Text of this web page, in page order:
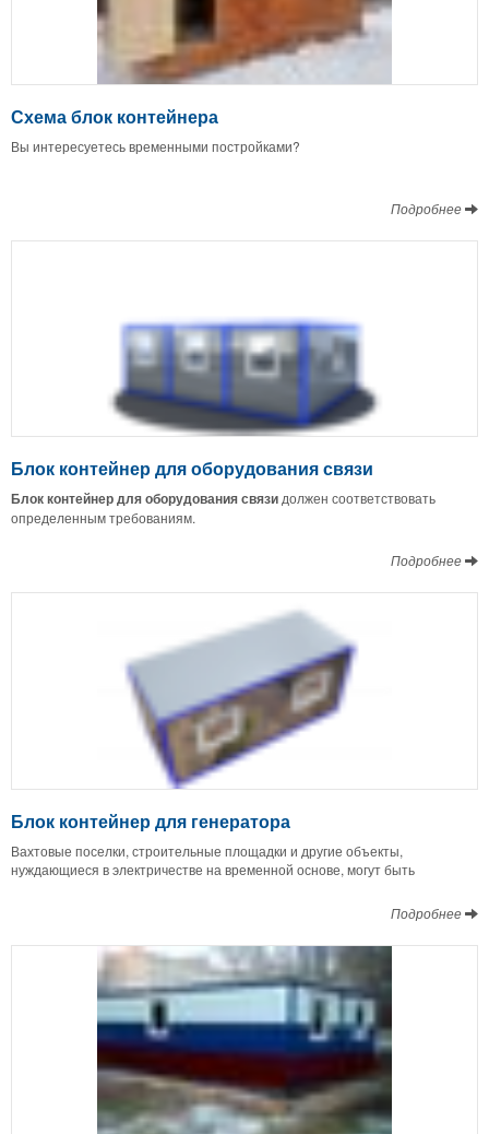
Схема блок контейнера
Вы интересуетесь временными постройками?
Подробнее
Блок контейнер для оборудования связи
Блок контейнер для оборудования связидолжен соответствовать
определенным требованиям.
Подробнее
Блок контейнер для генератора
Вахтовые поселки, строительные площадки и другие объекты,
нуждающиеся в электричестве на временной основе, могут быть
Подробнее